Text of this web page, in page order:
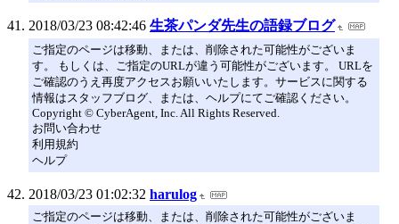
2018/03/23 08:42:46 生茶パンダ先生の語録ブログ
ご指定のページは移動、または、削除された可能性がございま
す。 もしくは、ご指定のURLが違う可能性がございます。 URLを
ご確認のうえ再度アクセスお願いいたします。サービスに関する
情報はスタッフブログ、または、ヘルプにてご確認ください。
Copyright © CyberAgent, Inc. All Rights Reserved.
お問い合わせ
利用規約
ヘルプ
2018/03/23 01:02:32 harulog
ご指定のページは移動、または、削除された可能性がございま